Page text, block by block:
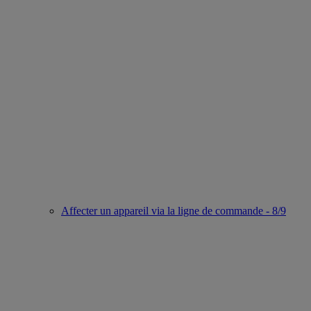
Affecter un appareil via la ligne de commande - 8/9